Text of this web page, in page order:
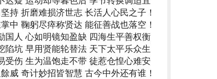
持 折磨难损济世志 长活人心民之子！
中 鞠躬尽瘁称贤达 能征善战也落空！
国人 心如明镜知盈缺 四海生平善权衡
坑 早用贤能轮替法 天下太平乐众生
受伤 生为温饱走不带 徒惹仓惶心难安
威 奇计妙招皆智慧 古今中外还有谁！